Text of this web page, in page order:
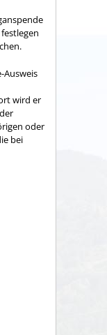
Ausweis
wird er
oder
bei